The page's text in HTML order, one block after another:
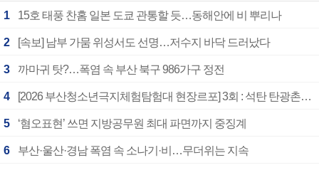
1 15호 태풍 찬홈 일본 도쿄 관통할 듯…동해안에 비 뿌리나
2 [속보] 남부 가뭄 위성서도 선명…저수지 바닥 드러났다
3 까마귀 탓?…폭염 속 부산 북구 986가구 정전
4 [2026 부산청소년극지체험탐험대 현장르포] 3회 : 석탄 탄광촌에서 북극 연구의 중심지로
5 ‘혐오표현’ 쓰면 지방공무원 최대 파면까지 중징계
6 부산·울산·경남 폭염 속 소나기·비…무더위는 지속